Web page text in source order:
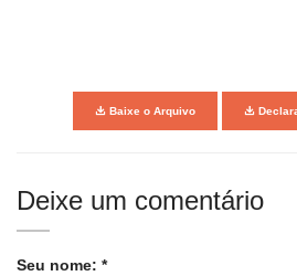
Baixe o Arquivo
Deixe um comentário
Seu nome: *